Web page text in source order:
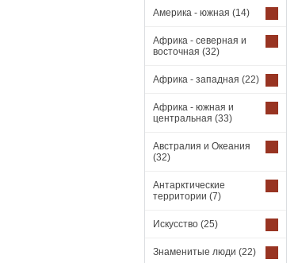
Америка - южная (14)
Африка - северная и
восточная (32)
Африка - западная (22)
Африка - южная и
центральная (33)
Австралия и Океания
(32)
Антарктические
территории (7)
Искусство (25)
Знаменитые люди (22)